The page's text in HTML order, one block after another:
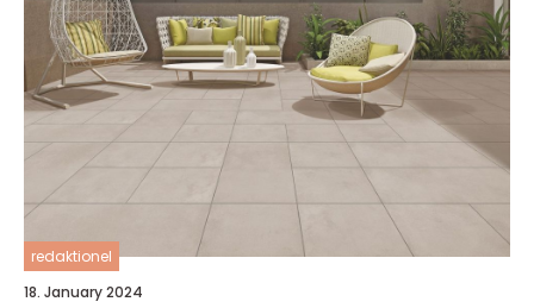
redaktionel
18. January 2024